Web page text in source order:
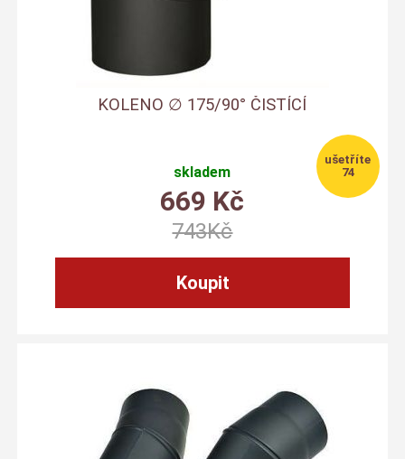
KOLENO ∅ 175/90° ČISTÍCÍ
skladem
669 Kč
74
743Kč